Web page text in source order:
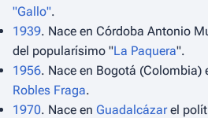
"Gallo".
1939. Nace en Córdoba Antonio
del popularísimo "La Paquera".
1956. Nace en Bogotá (Colombia)
Robles Fraga.
1970. Nace en Guadalcázarel